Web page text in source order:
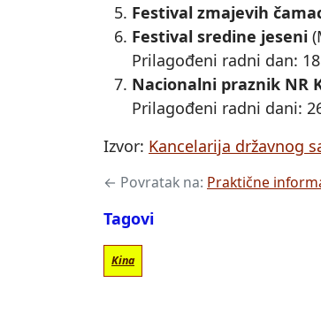
Festival zmajevih
Festival sredine jeseni
Prilagođeni radni dan:
Nacionalni praznik NR
Prilagođeni radni dani:
Izvor: Kancelarija državnog
← Povratak na: Praktične
Tagovi
Kina